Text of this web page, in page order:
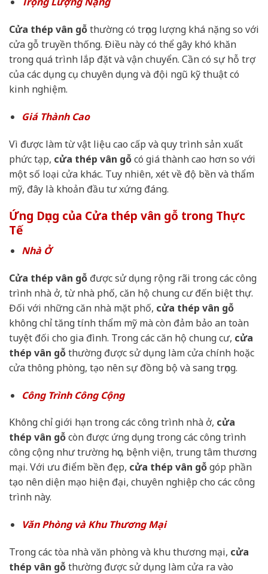
Cửa thép vân gỗthường có trọng lượng khá nặng so với
cửa gỗ truyền thống. Điều này có thể gây khó khăn
trong quá trình lắp đặt và vận chuyển. Cần có sự hỗ trợ
của các dụng cụ chuyên dụng và đội ngũ kỹ thuật có
kinh nghiệm.
Giá Thành Cao
Vì được làm từ vật liệu cao cấp và quy trình sản xuất
phức tạp, cửa thép vân gỗcó giá thành cao hơn so với
một số loại cửa khác. Tuy nhiên, xét về độ bền và thẩm
mỹ, đây là khoản đầu tư xứng đáng.
Ứng Dụng của Cửa thép vân gỗ trong Thực
Tế
Nhà Ở
Cửa thép vân gỗ được sử dụng rộng rãi trong các công
trình nhà ở, từ nhà phố, căn hộ chung cư đến biệt thự.
Đối với những căn nhà mặt phố, cửa thép vân gỗ
không chỉ tăng tính thẩm mỹ mà còn đảm bảo an toàn
tuyệt đối cho gia đình. Trong các căn hộ chung cư, cửa
thép vân gỗthường được sử dụng làm cửa chính hoặc
cửa thông phòng, tạo nên sự đồng bộ và sang trọng.
Công Trình Công Cộng
Không chỉ giới hạn trong các công trình nhà ở, cửa
thép vân gỗcòn được ứng dụng trong các công trình
công cộng như trường học, bệnh viện, trung tâm thương
mại. Với ưu điểm bền đẹp, cửa thép vân gỗgóp phần
tạo nên diện mạo hiện đại, chuyên nghiệp cho các công
trình này.
Văn Phòng và Khu Thương Mại
Trong các tòa nhà văn phòng và khu thương mại, cửa
thép vân gỗthường được sử dụng làm cửa ra vào